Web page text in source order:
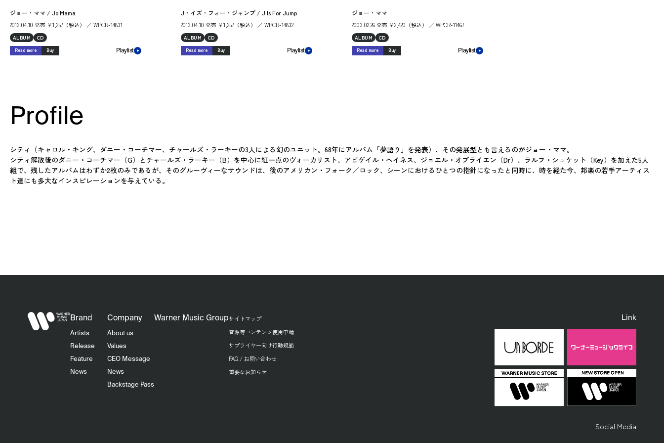
ジョー・ママ / Jo Mama
2013.04.10 発売 ￥1,257（税込） ／ WPCR-14831
ALBUM CD
Read more Buy Playlist
J・イズ・フォー・ジャンプ / J Is For Jump
2013.04.10 発売 ￥1,257（税込） ／ WPCR-14832
ALBUM CD
Read more Buy Playlist
ジョー・ママ
2003.02.26 発売 ￥2,420（税込） ／ WPCR-11467
ALBUM CD
Read more Buy Playlist
Profile
シティ（キャロル・キング、ダニー・コーチマー、チャールズ・ラーキーの3人による幻のユニット。68年にアルバム「夢語り」を発表）、その発展型とも言えるのがジョー・ママ。
シティ解散後のダニー・コーチマー（G）とチャールズ・ラーキー（B）を中心に紅一点のヴォーカリスト、アビゲイル・ヘイネス、ジョエル・オブライエン（Dr）、ラルフ・シュケット（Key）を加えた5人
組で、残したアルバムはわずか2枚のみであるが、そのグルーヴィーなサウンドは、後のアメリカン・フォーク／ロック、シーンにおけるひとつの指針になったと同時に、時を経た今、邦楽の若手アーティス
ト達にも多大なインスピレーションを与えている。
Brand
Artists
Release
Feature
News
Company
About us
Values
CEO Message
News
Backstage Pass
Warner Music Groupサイトマップ
音源等コンテンツ使用申請
サプライヤー向け行動規範
FAQ / お問い合わせ
重要なお知らせ
Link
Social Media